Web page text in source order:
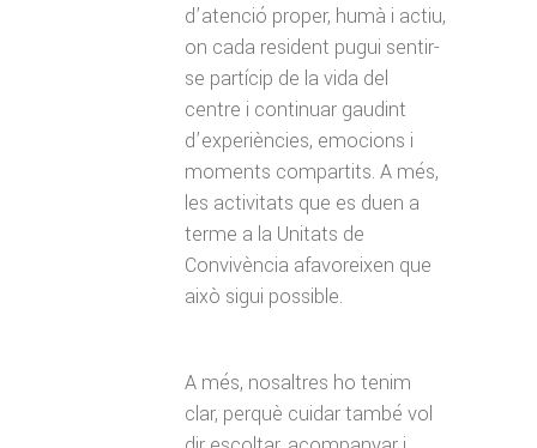
d’atenció proper, humà i actiu,
on cada resident pugui sentir-
se partícip de la vida del
centre i continuar gaudint
d’experiències, emocions i
moments compartits. A més,
les activitats que es duen a
terme a la Unitats de
Convivència afavoreixen que
això sigui possible.
A més, nosaltres ho tenim
clar, perquè cuidar també vol